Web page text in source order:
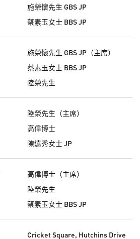
施榮懷先生 GBS JP
蔡素玉女士 BBS JP
施榮懷先生 GBS JP（主席）
蔡素玉女士 BBS JP
陸榮先生
陸榮先生（主席）
高偉博士
陳遠秀女士 JP
高偉博士（主席）
陸榮先生
蔡素玉女士 BBS JP
Cricket Square, Hutchins Drive